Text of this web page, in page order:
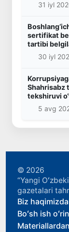
31 iyl
sertifikat
tartibi
30 iyl
Shahrisabz
tekshiruvi
5 avg
© 2026
“Yangi
gazetalari
Biz haqimizda
Boʻsh ish